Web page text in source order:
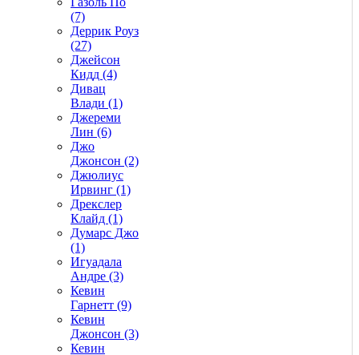
(7)
Деррик Роуз
(27)
Джейсон
Кидд (4)
Дивац
Влади (1)
Джереми
Лин (6)
Джо
Джонсон (2)
Джюлиус
Ирвинг (1)
Дрекслер
Клайд (1)
Думарс Джо
(1)
Игуадала
Андре (3)
Кевин
Гарнетт (9)
Кевин
Джонсон (3)
Кевин